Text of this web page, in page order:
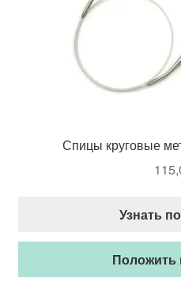
Спицы круговые
Узнать
Положить